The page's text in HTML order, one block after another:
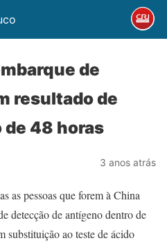
de
resultado de
48 horas
3 anos atrás
as pessoas que forem à China
detecção de antígeno dentro de
substituição ao teste de ácido